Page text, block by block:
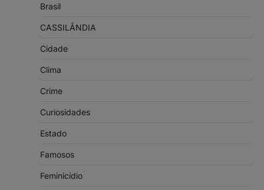
Brasil
CASSILÂNDIA
Cidade
Clima
Crime
Curiosidades
Estado
Famosos
Feminicídio